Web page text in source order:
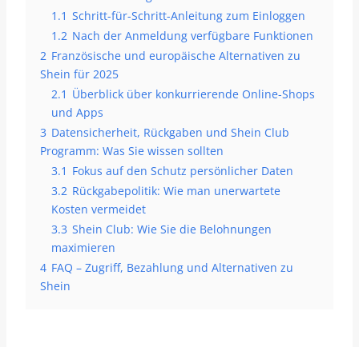
1.1 Schritt-für-Schritt-Anleitung zum Einloggen
1.2 Nach der Anmeldung verfügbare Funktionen
2 Französische und europäische Alternativen zu
Shein für 2025
2.1 Überblick über konkurrierende Online-Shops
und Apps
3 Datensicherheit, Rückgaben und Shein Club
Programm: Was Sie wissen sollten
3.1 Fokus auf den Schutz persönlicher Daten
3.2 Rückgabepolitik: Wie man unerwartete
Kosten vermeidet
3.3 Shein Club: Wie Sie die Belohnungen
maximieren
4 FAQ – Zugriff, Bezahlung und Alternativen zu
Shein